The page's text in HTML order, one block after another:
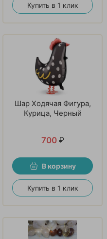
Купить в 1 клик
Шар Ходячая Фигура,
Курица, Черный
700 ₽
В корзину
Купить в 1 клик